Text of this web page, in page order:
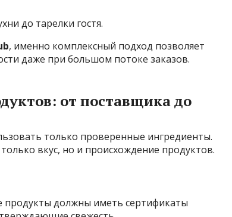
до тарелки гостя.
, именно комплексный подход позволяет
даже при большом потоке заказов.
от поставщика до
только проверенные ингредиенты.
вкус, но и происхождение продуктов.
продукты должны иметь сертификаты